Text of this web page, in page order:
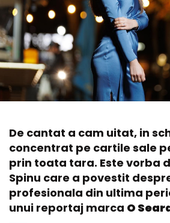
De cantat a cam uitat, in
concentrat pe cartile sale
prin toata tara. Este vorba
Spinu care a povestit
profesionala din ultima
unui reportaj marca O